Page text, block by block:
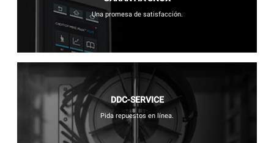
Una promesa de satisfacción.
DDC-SERVICE
Pida repuestos en línea.